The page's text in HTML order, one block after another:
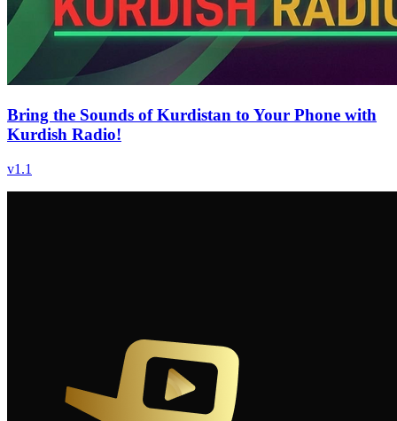
Bring the Sounds of Kurdistan to Your Phone with
Kurdish Radio!
v1.1